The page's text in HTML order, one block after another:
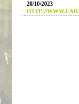
20/10/2023
HTTP://